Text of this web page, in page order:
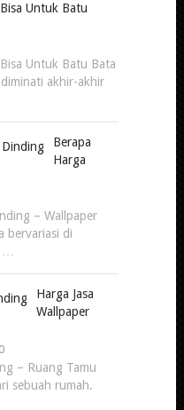
Untuk Batu
Untuk Batu Bata
akhir-akhir
Berapa
Harga
– Wallpaper
bervariasi di
…
Harga Jasa
Wallpaper
0
– Ruang Tamu
sebuah rumah.